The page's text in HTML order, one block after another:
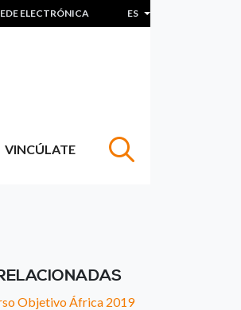
ELECTRÓNICA ES Lista adicional de
VINCÚLATE
Objetivo África 2019